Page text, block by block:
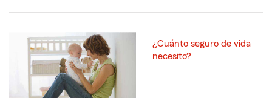
¿Cuánto seguro de vida
necesito?